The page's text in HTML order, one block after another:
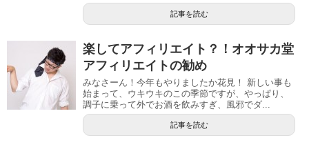
記事を読む
楽してアフィリエイト？！オオサカ堂
アフィリエイトの勧め
みなさーん！今年もやりましたか花見！ 新しい事も
始まって、ウキウキのこの季節ですが、やっぱり、
調子に乗って外でお酒を飲みすぎ、風邪でダ...
記事を読む